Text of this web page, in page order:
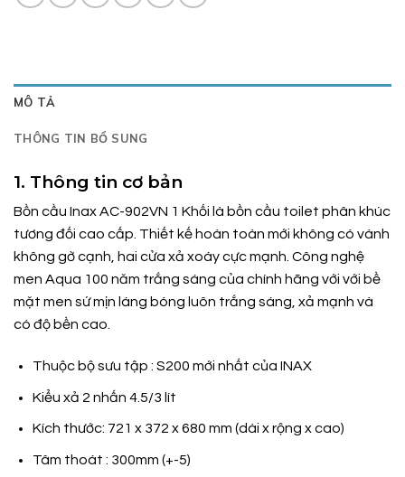
MÔ TẢ
THÔNG TIN BỔ SUNG
1. Thông tin cơ bản
Bồn cầu Inax AC-902VN 1 Khối là bồn cầu toilet phân khúc
tương đối cao cấp. Thiết kế hoàn toàn mới không có vành
không gờ cạnh, hai cửa xả xoáy cực mạnh. Công nghệ
men Aqua 100 năm trắng sáng của chính hãng với với bề
mặt men sứ mịn láng bóng luôn trắng sáng, xả mạnh và
có độ bền cao.
Thuộc bộ sưu tập : S200 mới nhất của INAX
Kiểu xả 2 nhấn 4.5/3 lít
Kích thước: 721 x 372 x 680 mm (dài x rộng x cao)
Tâm thoát : 300mm (+-5)